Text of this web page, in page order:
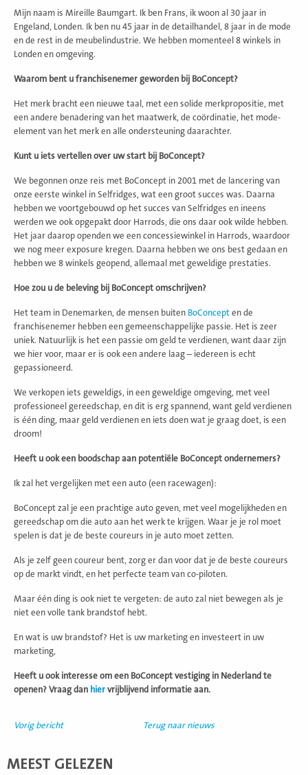
Mijn naam is Mireille Baumgart. Ik ben Frans, ik woon al 30 jaar in
Engeland, Londen. Ik ben nu 45 jaar in de detailhandel, 8 jaar in de mode
en de rest in de meubelindustrie. We hebben momenteel 8 winkels in
Londen en omgeving.
Waarom bent u franchisenemer geworden bij BoConcept?
Het merk bracht een nieuwe taal, met een solide merkpropositie, met
een andere benadering van het maatwerk, de coördinatie, het mode-
element van het merk en alle ondersteuning daarachter.
Kunt u iets vertellen over uw start bij BoConcept?
We begonnen onze reis met BoConcept in 2001 met de lancering van
onze eerste winkel in Selfridges, wat een groot succes was. Daarna
hebben we voortgebouwd op het succes van Selfridges en ineens
werden we ook opgepakt door Harrods, die ons daar ook wilde hebben.
Het jaar daarop openden we een concessiewinkel in Harrods, waardoor
we nog meer exposure kregen. Daarna hebben we ons best gedaan en
hebben we 8 winkels geopend, allemaal met geweldige prestaties.
Hoe zou u de beleving bij BoConcept omschrijven?
Het team in Denemarken, de mensen buiten BoConcept en de
franchisenemer hebben een gemeenschappelijke passie. Het is zeer
uniek. Natuurlijk is het een passie om geld te verdienen, want daar zijn
we hier voor, maar er is ook een andere laag – iedereen is echt
gepassioneerd.
We verkopen iets geweldigs, in een geweldige omgeving, met veel
professioneel gereedschap, en dit is erg spannend, want geld verdienen
is één ding, maar geld verdienen en iets doen wat je graag doet, is een
droom!
Heeft u ook een boodschap aan potentiële BoConcept ondernemers?
Ik zal het vergelijken met een auto (een racewagen):
BoConcept zal je een prachtige auto geven, met veel mogelijkheden en
gereedschap om die auto aan het werk te krijgen. Waar je je rol moet
spelen is dat je de beste coureurs in je auto moet zetten.
Als je zelf geen coureur bent, zorg er dan voor dat je de beste coureurs
op de markt vindt, en het perfecte team van co-piloten.
Maar één ding is ook niet te vergeten: de auto zal niet bewegen als je
niet een volle tank brandstof hebt.
En wat is uw brandstof? Het is uw marketing en investeert in uw
marketing,
Heeft u ook interesse om een BoConcept vestiging in Nederland te
openen? Vraag dan hier vrijblijvend informatie aan.
Vorig bericht Terug naar nieuws
MEEST GELEZEN